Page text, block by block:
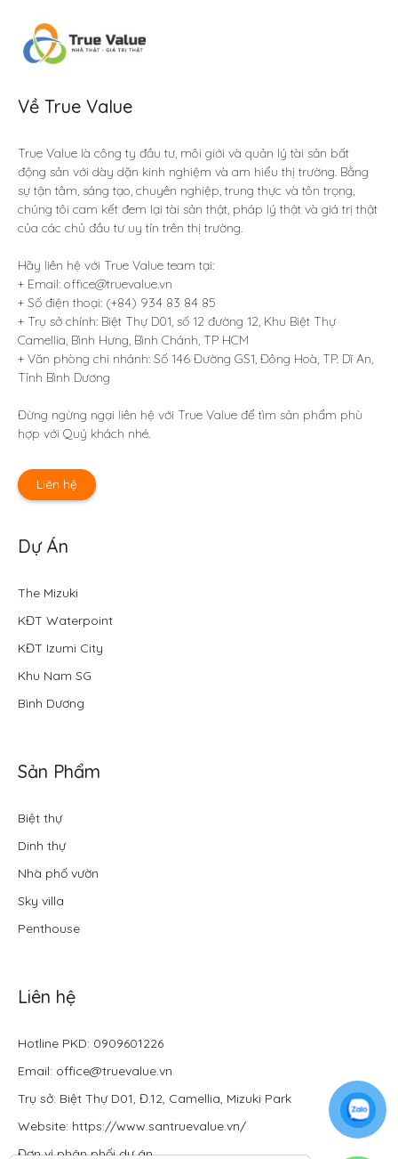
Về True Value
True Value là công ty đầu tư, môi giới và quản lý tài sản bất
động sản với dày dặn kinh nghiệm và am hiểu thị trường. Bằng
sự tận tâm, sáng tạo, chuyên nghiệp, trung thực và tôn trọng,
chúng tôi cam kết đem lại tài sản thật, pháp lý thật và giá trị thật
của các chủ đầu tư uy tín trên thị trường.
Hãy liên hệ với True Value team tại:
+ Email: office@truevalue.vn
+ Số điện thoại: (+84) 934 83 84 85
+ Trụ sở chính: Biệt Thự D01, số 12 đường 12, Khu Biệt Thự
Camellia, Bình Hưng, Bình Chánh, TP HCM
+ Văn phòng chi nhánh: Số 146 Đường GS1, Đông Hoà, TP. Dĩ An,
Tỉnh Bình Dương
Đừng ngừng ngại liên hệ với True Value để tìm sản phẩm phù
hợp với Quý khách nhé.
Liên hệ
Dự Án
The Mizuki
KĐT Waterpoint
KĐT Izumi City
Khu Nam SG
Bình Dương
Sản Phẩm
Biệt thự
Dinh thự
Nhà phố vườn
Sky villa
Penthouse
Liên hệ
Hotline PKD: 0909601226
Email: office@truevalue.vn
Trụ sở: Biệt Thự D01, Đ.12, Camellia, Mizuki Park
Website: https://www.santruevalue.vn/
Đơn vị phân phối dự án